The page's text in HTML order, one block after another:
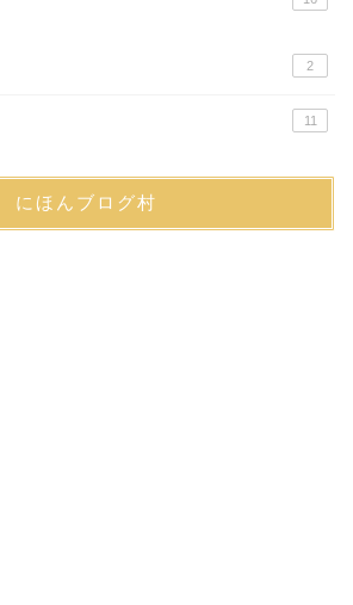
2
11
にほんブログ村